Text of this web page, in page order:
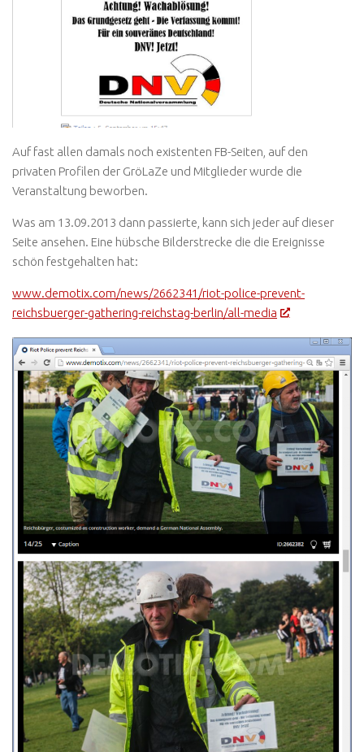
Auf fast allen damals noch existenten FB-Seiten, auf den
privaten Profilen der GröLaZe und Mitglieder wurde die
Veranstaltung beworben.
Was am 13.09.2013 dann passierte, kann sich jeder auf dieser
Seite ansehen. Eine hübsche Bilderstrecke die die Ereignisse
schön festgehalten hat:
www.demotix.com/news/2662341/riot-police-prevent-
reichsbuerger-gathering-reichstag-berlin/all-media